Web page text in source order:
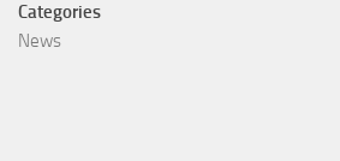
Categories
News